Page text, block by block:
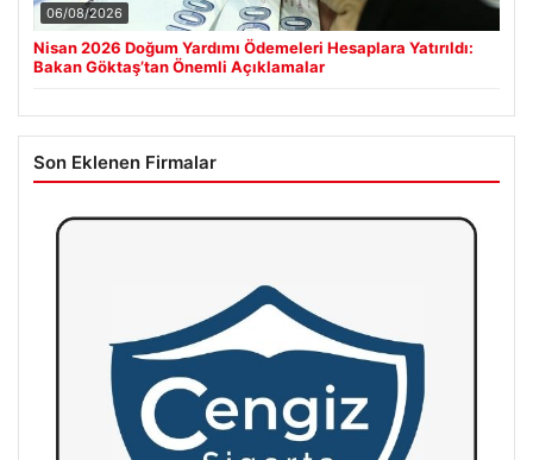
06/08/2026
Nisan 2026 Doğum Yardımı Ödemeleri Hesaplara Yatırıldı:
Bakan Göktaş’tan Önemli Açıklamalar
Son Eklenen Firmalar